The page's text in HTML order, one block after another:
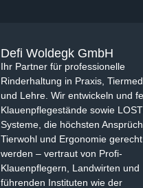
Defi Woldegk GmbH
Ihr Partner für professionelle
Rinderhaltung in Praxis,
und Lehre. Wir entwickeln und
Klauenpflegestände sowie
Systeme, die höchsten
Tierwohl und Ergonomie gerecht
werden – vertraut von Profi-
Klauenpflegern, Landwirten und
führenden Instituten wie der